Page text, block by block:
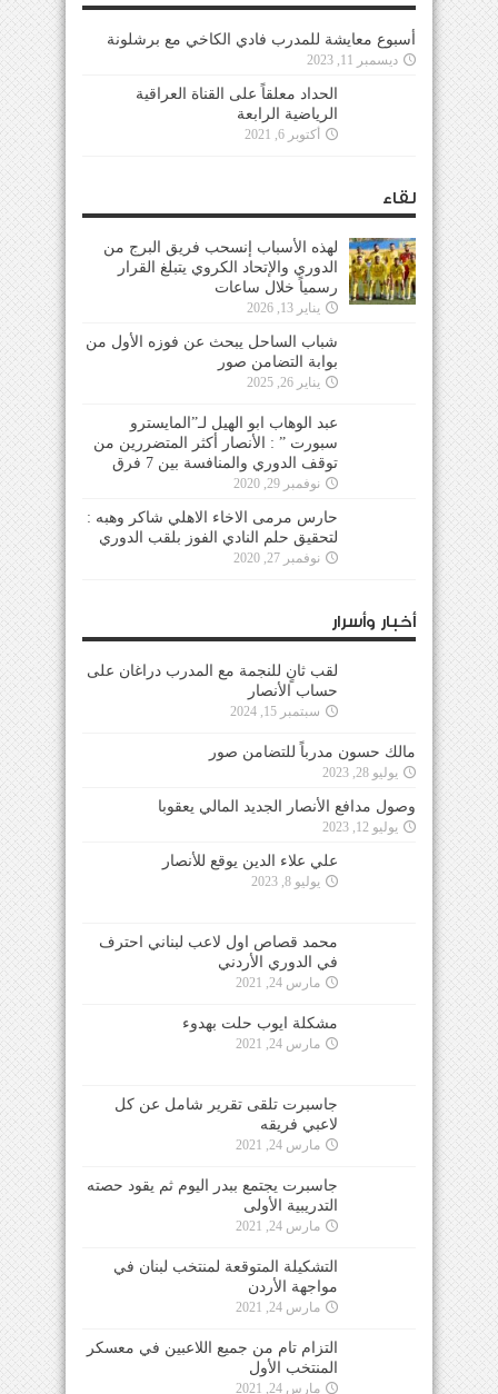
أسبوع معايشة للمدرب فادي الكاخي مع برشلونة
ديسمبر 11, 2023
الحداد معلقاً على القناة العراقية
الرياضية الرابعة
أكتوبر 6, 2021
لقاء
لهذه الأسباب إنسحب فريق البرج من
الدوري والإتحاد الكروي يتبلغ القرار
رسمياً خلال ساعات
يناير 13, 2026
شباب الساحل يبحث عن فوزه الأول من
بوابة التضامن صور
يناير 26, 2025
عبد الوهاب ابو الهيل لـ”المايسترو
سبورت ” : الأنصار أكثر المتضررين من
توقف الدوري والمنافسة بين 7 فرق
نوفمبر 29, 2020
حارس مرمى الاخاء الاهلي شاكر وهبه :
لتحقيق حلم النادي الفوز بلقب الدوري
نوفمبر 27, 2020
أخبار وأسرار
لقب ثانٍ للنجمة مع المدرب دراغان على
حساب الأنصار
سبتمبر 15, 2024
مالك حسون مدرباً للتضامن صور
يوليو 28, 2023
وصول مدافع الأنصار الجديد المالي يعقوبا
يوليو 12, 2023
علي علاء الدين يوقع للأنصار
يوليو 8, 2023
محمد قصاص اول لاعب لبناني احترف
في الدوري الأردني
مارس 24, 2021
مشكلة ايوب حلت بهدوء
مارس 24, 2021
جاسبرت تلقى تقرير شامل عن كل
لاعبي فريقه
مارس 24, 2021
جاسبرت يجتمع ببدر اليوم ثم يقود حصته
التدريبية الأولى
مارس 24, 2021
التشكيلة المتوقعة لمنتخب لبنان في
مواجهة الأردن
مارس 24, 2021
التزام تام من جميع اللاعبين في معسكر
المنتخب الأول
مارس 24, 2021